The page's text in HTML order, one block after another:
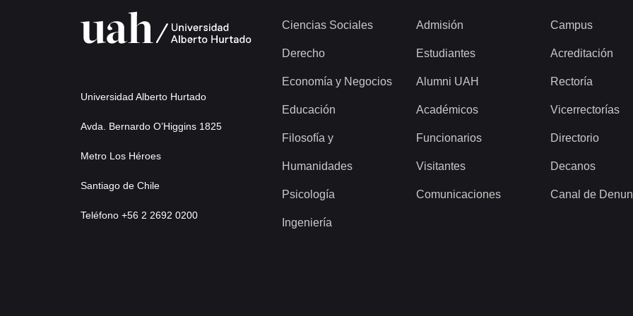
Universidad Alberto Hurtado
Avda. Bernardo O’Higgins 1825
Metro Los Héroes
Santiago de Chile
Teléfono +56 2 2692 0200
Ciencias Sociales
Derecho
Economía y Negocios
Educación
Filosofía y
Humanidades
Psicología
Ingeniería
Admisión
Estudiantes
Alumni UAH
Académicos
Funcionarios
Visitantes
Comunicaciones
Campus
Acreditación
Rectoría
Vicerrectorías
Directorio
Decanos
Canal de